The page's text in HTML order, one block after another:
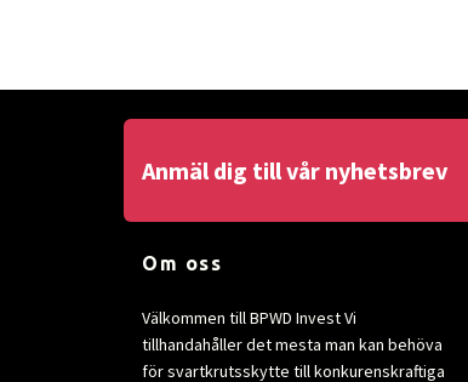
Anmäl dig till vår nyhetsbrev
Om oss
Välkommen till BPWD Invest Vi
tillhandahåller det mesta man kan behöva
för svartkrutsskytte till konkurenskraftiga